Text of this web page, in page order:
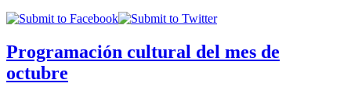
Programación cultural del mes de
octubre